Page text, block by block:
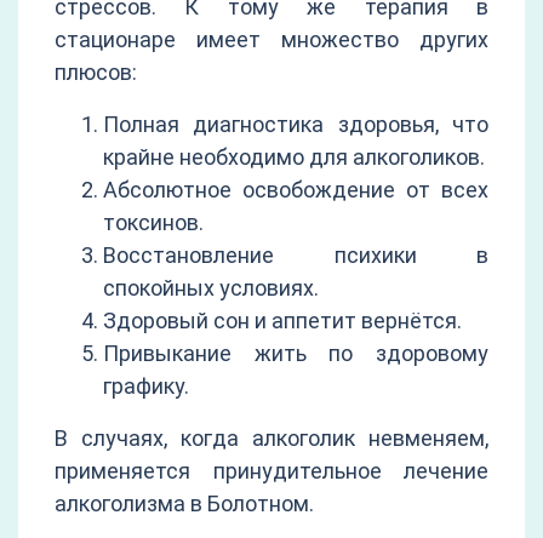
стрессов. К тому же терапия в
стационаре имеет множество других
плюсов:
Полная диагностика здоровья, что
крайне необходимо для алкоголиков.
Абсолютное освобождение от всех
токсинов.
Восстановление психики в
спокойных условиях.
Здоровый сон и аппетит вернётся.
Привыкание жить по здоровому
графику.
В случаях, когда алкоголик невменяем,
применяется принудительное лечение
алкоголизма в Болотном.